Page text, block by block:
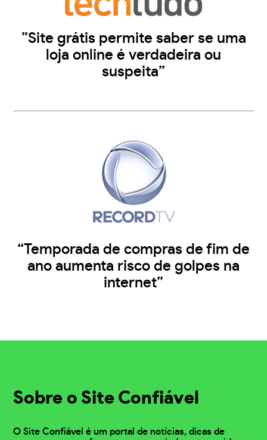
”Site grátis permite saber se uma
loja online é verdadeira ou
suspeita”
“Temporada de compras de fim de
ano aumenta risco de golpes na
internet”
Sobre o Site Confiável
O Site Confiável é um portal de notícias, dicas de